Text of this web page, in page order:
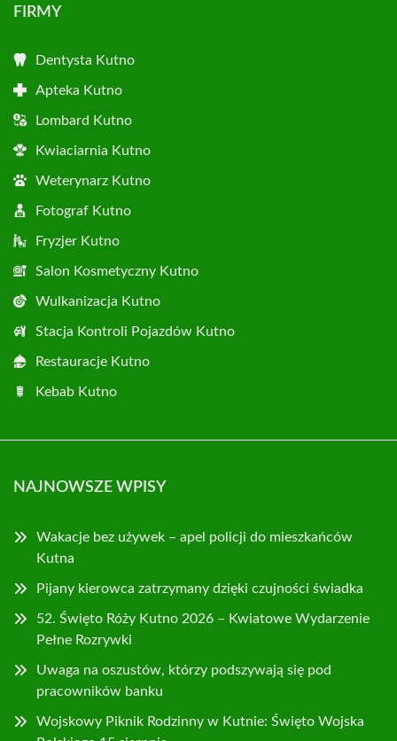
FIRMY
Dentysta Kutno
Apteka Kutno
Lombard Kutno
Kwiaciarnia Kutno
Weterynarz Kutno
Fotograf Kutno
Fryzjer Kutno
Salon Kosmetyczny Kutno
Wulkanizacja Kutno
Stacja Kontroli Pojazdów Kutno
Restauracje Kutno
Kebab Kutno
NAJNOWSZE WPISY
Wakacje bez używek – apel policji do mieszkańców
Kutna
Pijany kierowca zatrzymany dzięki czujności świadka
52. Święto Róży Kutno 2026 – Kwiatowe Wydarzenie
Pełne Rozrywki
Uwaga na oszustów, którzy podszywają się pod
pracowników banku
Wojskowy Piknik Rodzinny w Kutnie: Święto Wojska